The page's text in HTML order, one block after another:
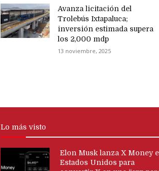
Avanza licitación del
Trolebús Ixtapaluca;
inversión estimada supera
los 2,000 mdp
13 noviembre, 2025
Lo más visto
Elon Musk lanza X Money
Estados Unidos para